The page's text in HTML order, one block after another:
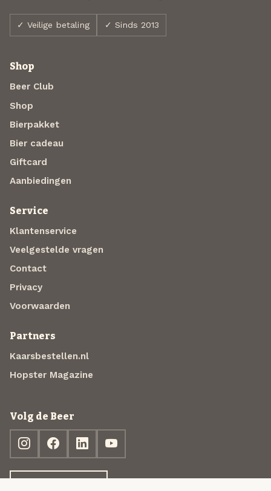
✓ Veilige betaling ✓ Sinds 2013
Shop
Beer Club
Shop
Bierpakket
Bier cadeau
Giftcard
Aanbiedingen
Service
Klantenservice
Veelgestelde vragen
Contact
Privacy
Voorwaarden
Partners
Kaarsbestellen.nl
Hopster Magazine
Volg de Beer